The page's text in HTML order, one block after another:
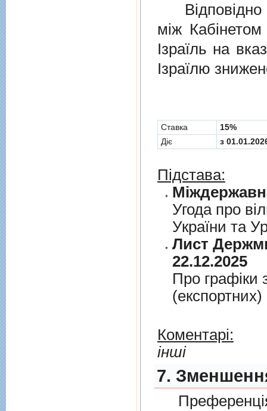
Відповідно
мiж Кабінетом
Ізраїль на
Ізраїлю
Cтавка
15%
Діє
з
Підстава:
Угода про
України та
Лист
22.12.2025
Про графiки
Коментарі:
інші
7.